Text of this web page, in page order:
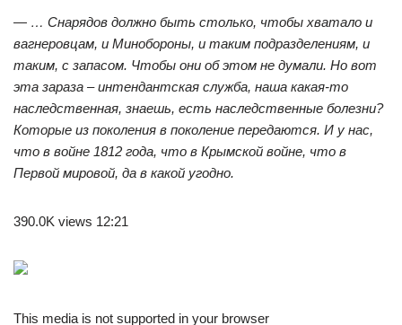
— … Снарядов должно быть столько, чтобы хватало и
вагнеровцам, и Минобороны, и таким подразделениям, и
таким, с запасом. Чтобы они об этом не думали. Но вот
эта зараза – интендантская служба, наша какая-то
наследственная, знаешь, есть наследственные болезни?
Которые из поколения в поколение передаются. И у нас,
что в войне 1812 года, что в Крымской войне, что в
Первой мировой, да в какой угодно.
390.0K views 12:21
This media is not supported in your browser